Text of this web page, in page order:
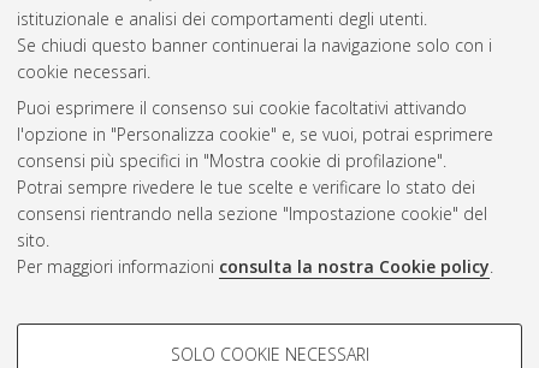
istituzionale e analisi dei comportamenti degli utenti.
Se chiudi questo banner continuerai la navigazione solo con i
cookie necessari.
Puoi esprimere il consenso sui cookie facoltativi attivando
l'opzione in "Personalizza cookie" e, se vuoi, potrai esprimere
consensi più specifici in "Mostra cookie di profilazione".
Potrai sempre rivedere le tue scelte e verificare lo stato dei
consensi rientrando nella sezione "Impostazione cookie" del
sito.
Per maggiori informazioni consulta la nostra Cookie policy.
COOKIE DI PROFILAZIONE -
SOLO COOKIE NECESSARI
Gestione del documento:
Atom
Rss 1.0
Rss 2.0
AMS Laurea
Impostazioni Cookie
Informativa sulla privacy